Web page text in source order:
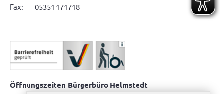
Fax: 05351 171718
Öffnungszeiten Bürgerbüro Helmstedt